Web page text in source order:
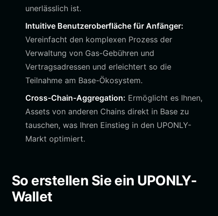
unerlässlich ist.
Intuitive Benutzeroberfläche für Anfänger:
Vereinfacht den komplexen Prozess der
Verwaltung von Gas-Gebühren und
Vertragsadressen und erleichtert so die
Teilnahme am Base-Ökosystem.
Cross-Chain-Aggregation: Ermöglicht es Ihnen,
Assets von anderen Chains direkt in Base zu
tauschen, was Ihren Einstieg in den UPONLY-
Markt optimiert.
So erstellen Sie ein UPONLY-
Wallet